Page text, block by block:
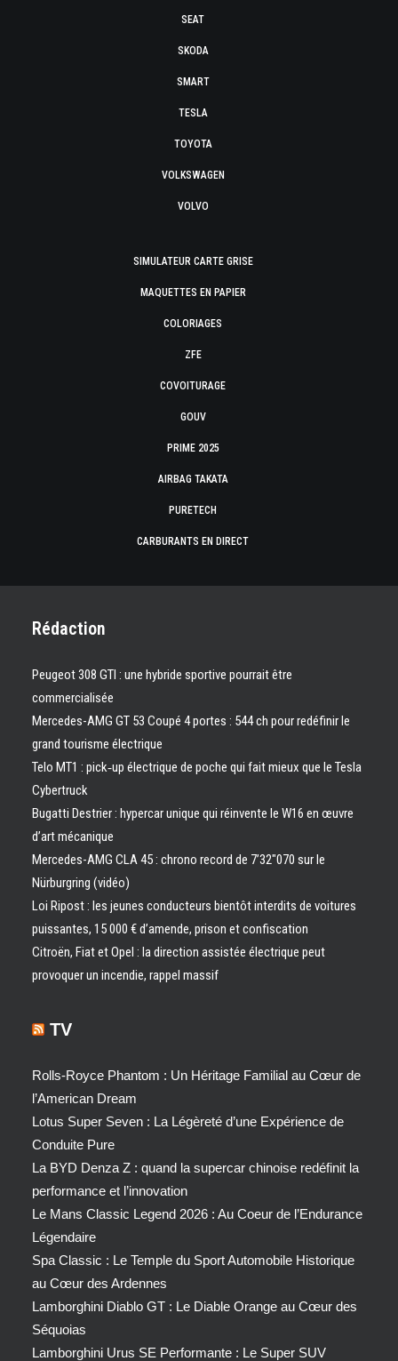
SEAT
SKODA
SMART
TESLA
TOYOTA
VOLKSWAGEN
VOLVO
SIMULATEUR CARTE GRISE
MAQUETTES EN PAPIER
COLORIAGES
ZFE
COVOITURAGE
GOUV
PRIME 2025
AIRBAG TAKATA
PURETECH
CARBURANTS EN DIRECT
Rédaction
Peugeot 308 GTI : une hybride sportive pourrait être
commercialisée
Mercedes-AMG GT 53 Coupé 4 portes : 544 ch pour redéfinir le
grand tourisme électrique
Telo MT1 : pick‑up électrique de poche qui fait mieux que le Tesla
Cybertruck
Bugatti Destrier : hypercar unique qui réinvente le W16 en œuvre
d’art mécanique
Mercedes-AMG CLA 45 : chrono record de 7’32″070 sur le
Nürburgring (vidéo)
Loi Ripost : les jeunes conducteurs bientôt interdits de voitures
puissantes, 15 000 € d’amende, prison et confiscation
Citroën, Fiat et Opel : la direction assistée électrique peut
provoquer un incendie, rappel massif
TV
Rolls-Royce Phantom : Un Héritage Familial au Cœur de
l’American Dream
Lotus Super Seven : La Légèreté d’une Expérience de
Conduite Pure
La BYD Denza Z : quand la supercar chinoise redéfinit la
performance et l’innovation
Le Mans Classic Legend 2026 : Au Coeur de l’Endurance
Légendaire
Spa Classic : Le Temple du Sport Automobile Historique
au Cœur des Ardennes
Lamborghini Diablo GT : Le Diable Orange au Cœur des
Séquoias
Lamborghini Urus SE Performante : Le Super SUV